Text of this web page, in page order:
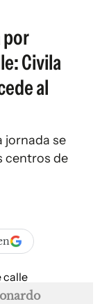
por
Civila
al
jornada se
centros de